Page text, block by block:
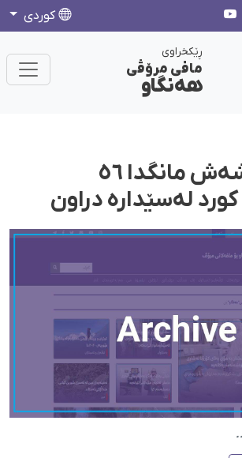
كوردی
ڕێکخراوی
مافی مرۆڤی
هەنگاو
ئێران/ لە شەش مانگدا ٥٦
لەسێدارە دراون